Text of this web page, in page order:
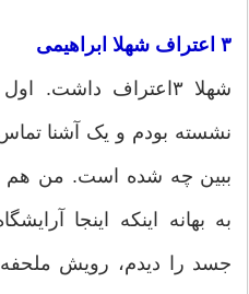
۳ اعتراف شهلا ابراهیمی
شهلا ۳اعتراف داشت.
نشسته بودم و یک آشنا
ببین چه شده است. من هم
به بهانه اینکه اینجا
جسد را دیدم، رویش